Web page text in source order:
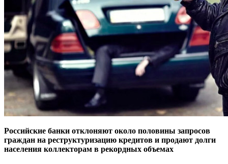
Российские банки отклоняют около половины запросов
граждан на реструктуризацию кредитов и продают долги
населения коллекторам в рекордных объемах